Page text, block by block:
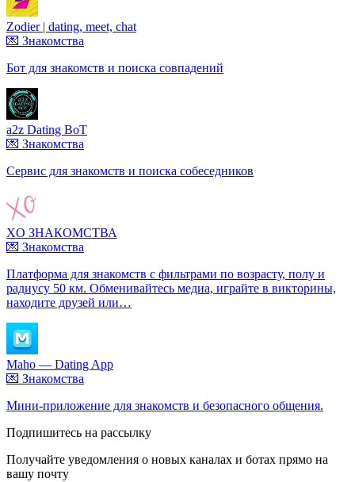
Zodier | dating, meet, chat
💌 Знакомства
Бот для знакомств и поиска совпадений
a2z Dating BoT
💌 Знакомства
Сервис для знакомств и поиска собеседников
XO ЗНАКОМСТВА
💌 Знакомства
Платформа для знакомств с фильтрами по возрасту, полу и
радиусу 50 км. Обменивайтесь медиа, играйте в викторины,
находите друзей или…
Maho — Dating App
💌 Знакомства
Мини-приложение для знакомств и безопасного общения.
Подпишитесь на рассылку
Получайте уведомления о новых каналах и ботаx прямо на
вашу почту